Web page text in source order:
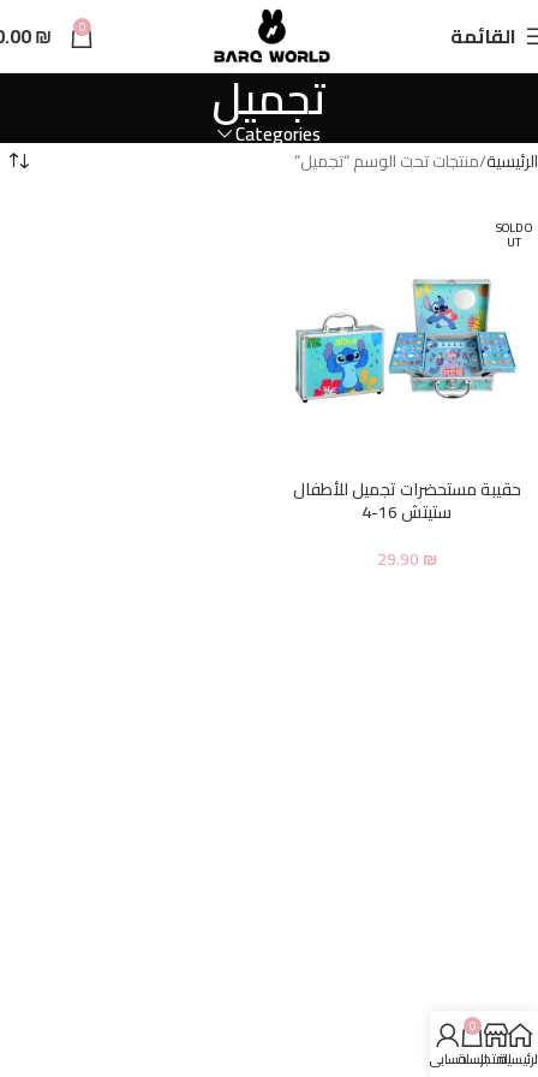
القائمة 0
₪
تجميل
Categories
الرئيسية منتجات تحت الوسم “تجميل”
SOLD O
UT
حقيبة مستحضرات تجميل للأطفال
ستيتش 16-4
29.90₪
المتجر
0
السلةحسابي